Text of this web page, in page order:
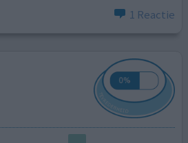
1 Reactie